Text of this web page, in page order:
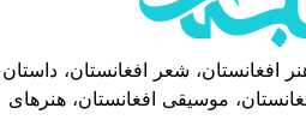
افغانستان، شعر افغانستان، داستان
موسیقی افغانستان، هنرهای